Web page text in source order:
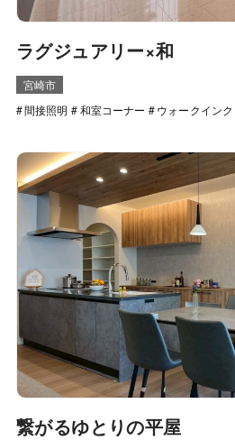
ラグジュアリー×和
宮崎市
間接照明
和室コーナー ウォークイン
繋がるゆとりの平屋